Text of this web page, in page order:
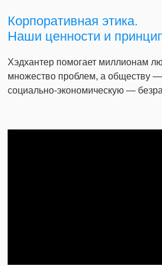
Корпоративная этика.
Наши ценности и
Хэдхантер помогает миллионам
множество проблем, а обществу
социально-экономическую —